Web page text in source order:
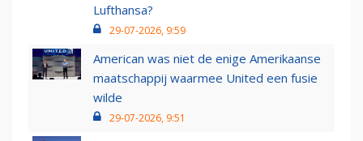
Lufthansa?
29-07-2026, 9:59
American was niet de enige Amerikaanse
maatschappij waarmee United een fusie
wilde
29-07-2026, 9:51